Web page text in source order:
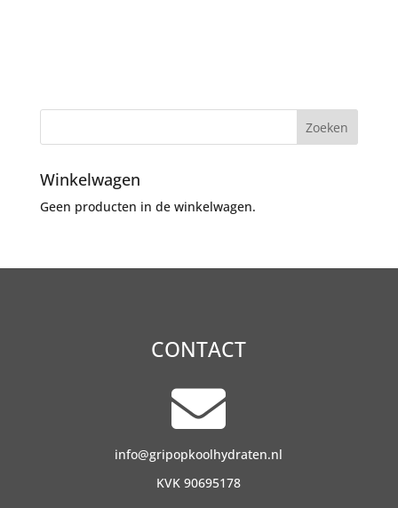
Winkelwagen
Geen producten in de winkelwagen.
CONTACT

info@gripopkoolhydraten.nl
KVK 90695178